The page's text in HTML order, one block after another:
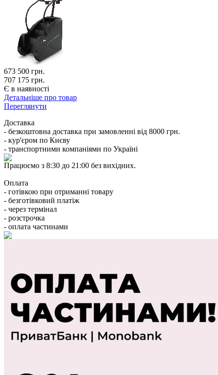
673 500 грн.
707 175 грн.
Є в наявності
Детальніше про товар
Переглянути
Доставка
- безкоштовна доставка при замовленні від 8000 грн.
- кур'єром по Києву
- транспортними компаніями по Україні
Працюємо з 8:30 до 21:00 без вихідних.
Оплата
- готівкою при отриманні товару
- безготівковий платіж
- через термінал
- розстрочка
- оплата частинами